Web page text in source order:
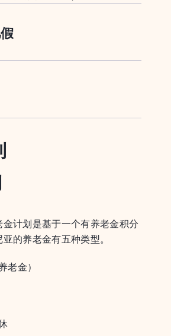
计划是基于一个有养老金积分
的养老金有五种类型。
老金）